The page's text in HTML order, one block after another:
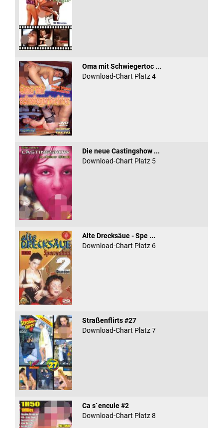
Oma mit Schwiegertoc ...
Download-Chart Platz 4
Die neue Castingshow ...
Download-Chart Platz 5
Alte Drecksäue - Spe ...
Download-Chart Platz 6
Straßenflirts #27
Download-Chart Platz 7
Ca s`encule #2
Download-Chart Platz 8